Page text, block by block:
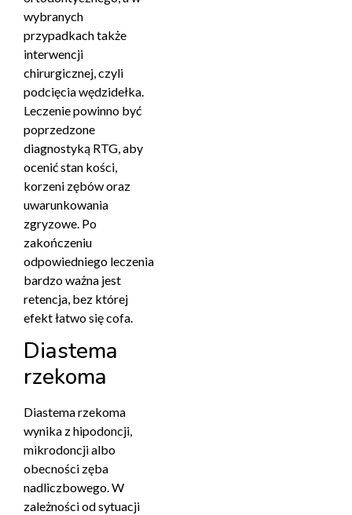
wybranych
przypadkach także
interwencji
chirurgicznej, czyli
podcięcia wędzidełka.
Leczenie powinno być
poprzedzone
diagnostyką RTG, aby
ocenić stan kości,
korzeni zębów oraz
uwarunkowania
zgryzowe. Po
zakończeniu
odpowiedniego leczenia
bardzo ważna jest
retencja, bez której
efekt łatwo się cofa.
Diastema
rzekoma
Diastema rzekoma
wynika z hipodoncji,
mikrodoncji albo
obecności zęba
nadliczbowego. W
zależności od sytuacji